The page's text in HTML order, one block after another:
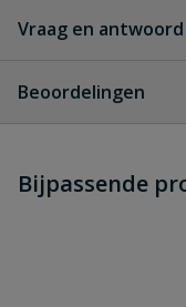
Vraag en antwoord
dit
Beoordelingen
Schrijf zelf
Bijpassende